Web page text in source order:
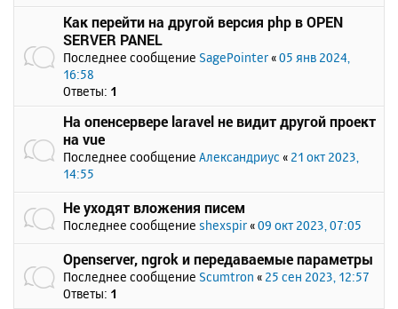
Как перейти на другой версия php в OPEN
SERVER PANEL
Последнее сообщение SagePointer «05 янв 2024,
16:58
Ответы: 1
На опенсервере laravel не видит другой проект
на vue
Последнее сообщение Александриус « 21 окт 2023,
14:55
Не уходят вложения писем
Последнее сообщение shexspir «09 окт 2023, 07:05
Openserver, ngrok и передаваемые параметры
Последнее сообщение Scumtron « 25 сен 2023, 12:57
Ответы: 1